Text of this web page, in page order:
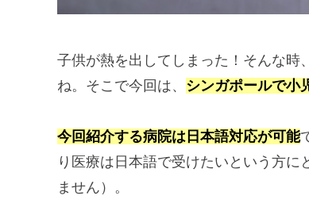
子供が熱を出してしまった！そんな時
ね。そこで今回は、 シンガポールで小
今回紹介する病院は日本語対応が可能
り医療は日本語で受けたいという方
ません）。